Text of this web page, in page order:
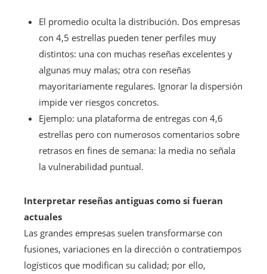
El promedio oculta la distribución. Dos empresas
con 4,5 estrellas pueden tener perfiles muy
distintos: una con muchas reseñas excelentes y
algunas muy malas; otra con reseñas
mayoritariamente regulares. Ignorar la dispersión
impide ver riesgos concretos.
Ejemplo: una plataforma de entregas con 4,6
estrellas pero con numerosos comentarios sobre
retrasos en fines de semana: la media no señala
la vulnerabilidad puntual.
Interpretar reseñas antiguas como si fueran
actuales
Las grandes empresas suelen transformarse con
fusiones, variaciones en la dirección o contratiempos
logísticos que modifican su calidad; por ello,